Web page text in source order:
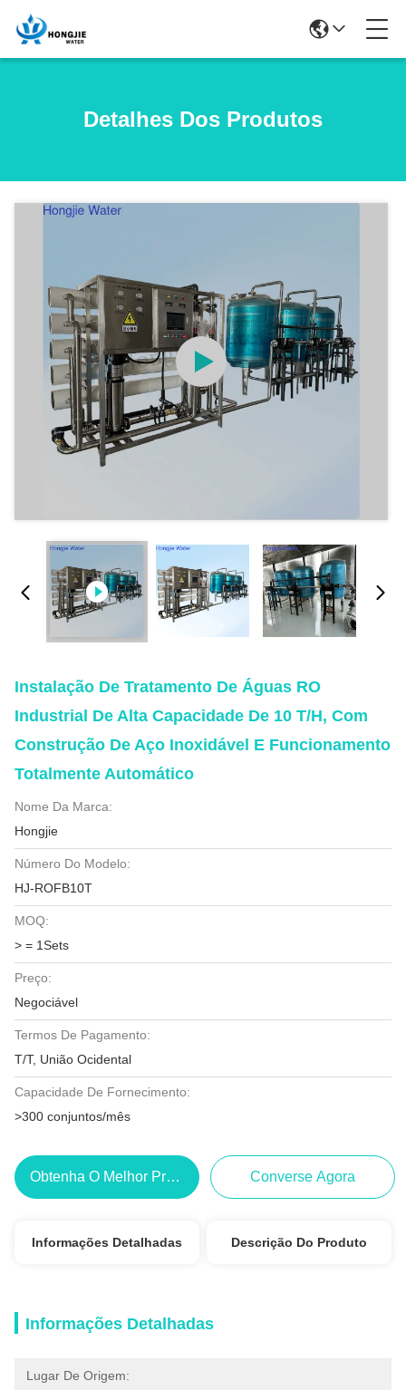
Detalhes Dos Produtos
Instalação De Tratamento De Águas RO
Industrial De Alta Capacidade De 10 T/H, Com
Construção De Aço Inoxidável E Funcionamento
Totalmente Automático
Nome Da Marca:
Hongjie
Número Do Modelo:
HJ-ROFB10T
MOQ:
> = 1Sets
Preço:
Negociável
Termos De Pagamento:
T/T, União Ocidental
Capacidade De Fornecimento:
>300 conjuntos/mês
Obtenha O Melhor Preço Converse Agora
Informações Detalhadas Descrição Do Produto
Informações Detalhadas
Lugar De Origem: